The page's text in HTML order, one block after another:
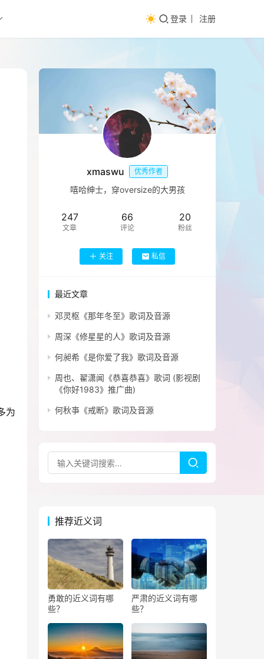
登录 注册
为
xmaswu 优秀作者
嘻哈绅士，穿oversize的大男孩
247
文章
66
评论
20
粉丝
关注 私信
最近文章
邓灵枢《那年冬至》歌词及音源
周深《修星星的人》歌词及音源
何昶希《是你爱了我》歌词及音源
周也、翟潇闻《恭喜恭喜》歌词 (影视剧
《你好1983》推广曲)
何秋亊《戒断》歌词及音源
推荐近义词
勇敢的近义词有哪
些？
严肃的近义词有哪
些？